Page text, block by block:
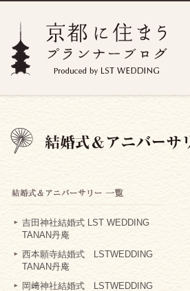
吉田神社結婚式 LST WEDDING
TANAN丹庵
西本願寺結婚式 LSTWEDDING
TANAN丹庵
岡﨑神社結婚式 LSTWEDDING